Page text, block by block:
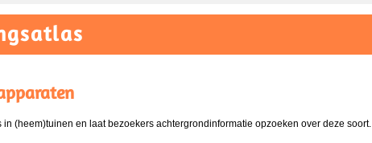
(heem)tuinen en laat bezoekers achtergrondinformatie opzoeken over deze soort.